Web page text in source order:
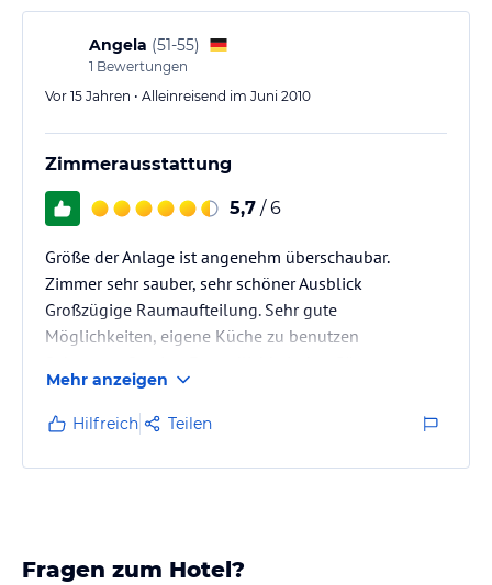
Morgensonne beim Frühstück oder die Abendsonne
auf kleinen Terrassen genießen. Kleine Tavernen
bieten…
Angela (51-55)
1 Bewertungen
Vor 15 Jahren • Alleinreisend im Juni 2010
Zimmerausstattung
5,7 / 6
Größe der Anlage ist angenehm überschaubar.
Zimmer sehr sauber, sehr schöner Ausblick
Großzügige Raumaufteilung. Sehr gute
Möglichkeiten, eigene Küche zu benutzen
gegenüber sehr gut
Preis- und Leistungsverhältnis sehr in Ordnung
Schönwettersicherheit
Mehr anzeigen
Hilfreich Teilen
Fragen zum Hotel?